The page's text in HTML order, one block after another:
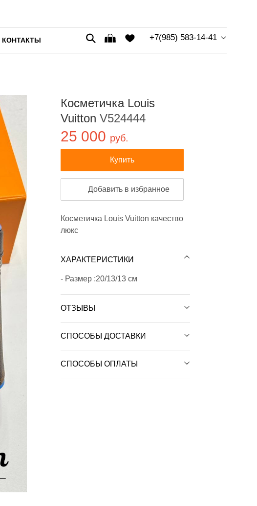
КОНТАКТЫ +7(985) 583-14-41
Косметичка Louis
Vuitton V524444
25 000 руб.
Купить
Добавить в избранное
Косметичка Louis Vuitton качество
люкс
ХАРАКТЕРИСТИКИ
- Размер :20/13/13 см
ОТЗЫВЫ
СПОСОБЫ ДОСТАВКИ
СПОСОБЫ ОПЛАТЫ